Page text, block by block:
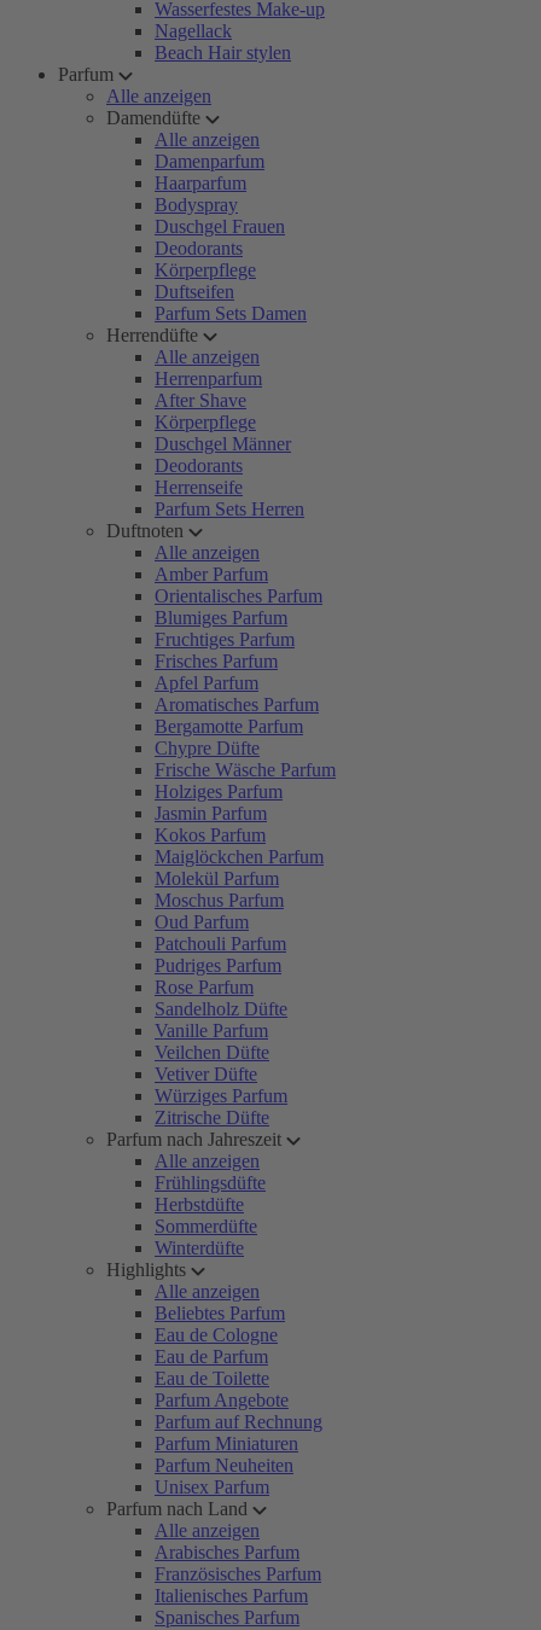
Wasserfestes Make-up
Nagellack
Beach Hair stylen
Parfum
Alle anzeigen
Damendüfte
Alle anzeigen
Damenparfum
Haarparfum
Bodyspray
Duschgel Frauen
Deodorants
Körperpflege
Duftseifen
Parfum Sets Damen
Herrendüfte
Alle anzeigen
Herrenparfum
After Shave
Körperpflege
Duschgel Männer
Deodorants
Herrenseife
Parfum Sets Herren
Duftnoten
Alle anzeigen
Amber Parfum
Orientalisches Parfum
Blumiges Parfum
Fruchtiges Parfum
Frisches Parfum
Apfel Parfum
Aromatisches Parfum
Bergamotte Parfum
Chypre Düfte
Frische Wäsche Parfum
Holziges Parfum
Jasmin Parfum
Kokos Parfum
Maiglöckchen Parfum
Molekül Parfum
Moschus Parfum
Oud Parfum
Patchouli Parfum
Pudriges Parfum
Rose Parfum
Sandelholz Düfte
Vanille Parfum
Veilchen Düfte
Vetiver Düfte
Würziges Parfum
Zitrische Düfte
Parfum nach Jahreszeit
Alle anzeigen
Frühlingsdüfte
Herbstdüfte
Sommerdüfte
Winterdüfte
Highlights
Alle anzeigen
Beliebtes Parfum
Eau de Cologne
Eau de Parfum
Eau de Toilette
Parfum Angebote
Parfum auf Rechnung
Parfum Miniaturen
Parfum Neuheiten
Unisex Parfum
Parfum nach Land
Alle anzeigen
Arabisches Parfum
Französisches Parfum
Italienisches Parfum
Spanisches Parfum